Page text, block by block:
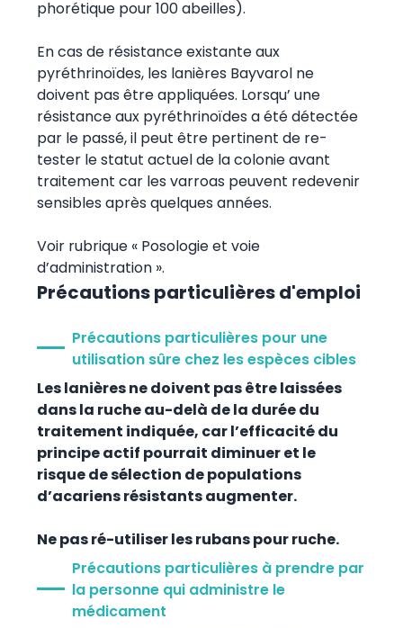
phorétique pour 100 abeilles).
En cas de résistance existante aux
pyréthrinoïdes, les lanières Bayvarol ne
doivent pas être appliquées. Lorsqu’ une
résistance aux pyréthrinoïdes a été détectée
par le passé, il peut être pertinent de re-
tester le statut actuel de la colonie avant
traitement car les varroas peuvent redevenir
sensibles après quelques années.
Voir rubrique « Posologie et voie
d’administration ».
Précautions particulières d'emploi
Précautions particulières pour une
utilisation sûre chez les espèces cibles
Les lanières ne doivent pas être laissées
dans la ruche au-delà de la durée du
traitement indiquée, car l’efficacité du
principe actif pourrait diminuer et le
risque de sélection de populations
d’acariens résistants augmenter.
Ne pas ré-utiliser les rubans pour ruche.
Précautions particulières à prendre par
la personne qui administre le
médicament